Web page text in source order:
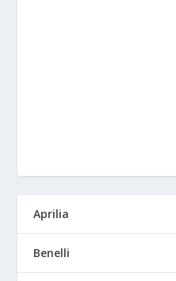
Aprilia
Benelli